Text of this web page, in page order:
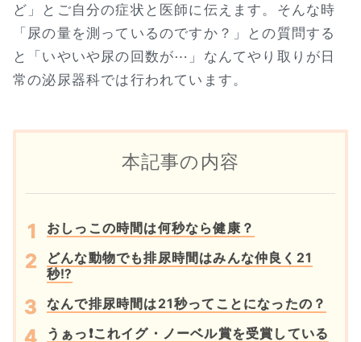
ど」とご自分の症状と医師に伝えます。そんな時
「尿の量を測っているのですか？」との質問する
と「いやいや尿の回数が⋯」なんてやり取りが日
常の泌尿器科では行われています。
本記事の内容
おしっこの時間は何秒なら健康？
どんな動物でも排尿時間はみんな仲良く21
秒⁉
なんで排尿時間は21秒ってことになったの？
うぁっ❗これイグ・ノーベル賞を受賞している